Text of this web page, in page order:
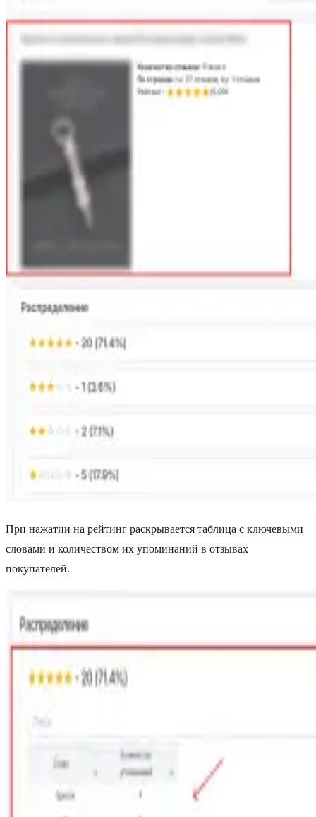
При нажатии на рейтинг раскрывается таблица с ключевыми
словами и количеством их упоминаний в отзывах
покупателей.